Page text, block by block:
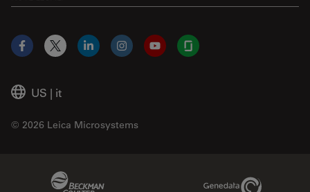
US | it
© 2026 Leica Microsystems
Facebook
X LinkedInInstagramYouTubeGlassdoor
Genedata Link